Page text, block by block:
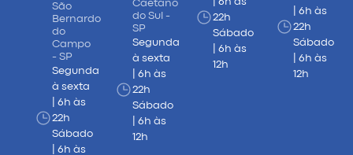
São
Bernardo
do
Campo
- SP
Segunda
à sexta
| 6h às
22h
Sábado
| 6h às
Caetano
do Sul -
SP
Segunda
à sexta
| 6h às
22h
Sábado
| 6h às
12h
22h
Sábado
| 6h às
12h
| 6h às
22h
Sábado
| 6h às
12h